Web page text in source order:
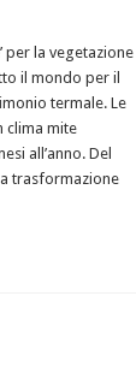
per la vegetazione
il mondo per il
termale. Le
clima mite
all’anno. Del
trasformazione